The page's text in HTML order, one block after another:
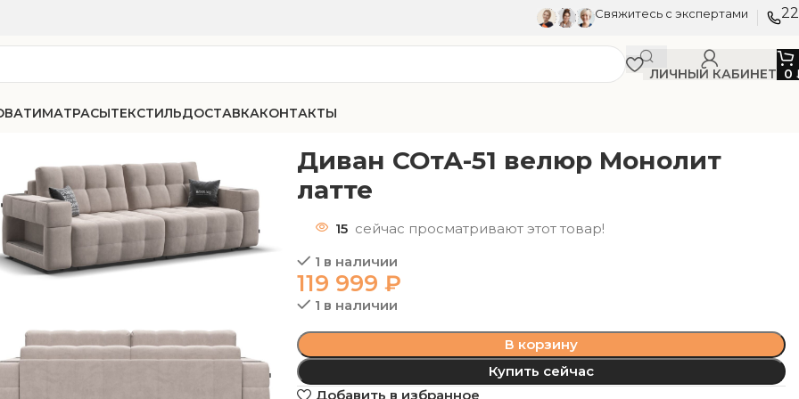
Свяжитесь с экспертами
ЛИЧНЫЙ КАБИНЕТ 0
МАТРАСЫТЕКСТИЛЬДОСТАВКАКОНТАКТЫ
Диван СОтА-51 велюр Монолит
латте
15 сейчас просматривают этот товар!
1 в наличии
119 999₽
1 в наличии
В корзину
Купить сейчас
Добавить в избранное